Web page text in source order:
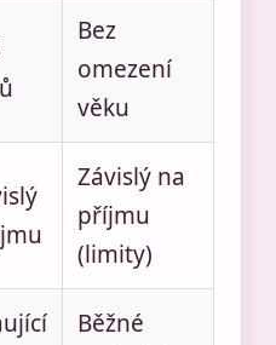
Bez
omezení
věku
Závislý na
příjmu
(limity)
Běžné